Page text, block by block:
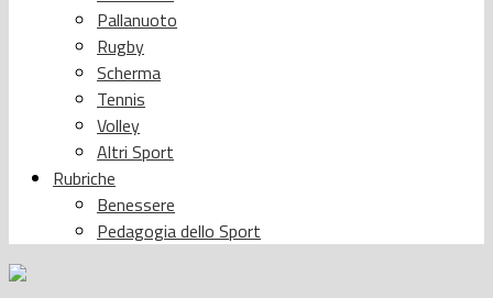
Pallanuoto
Rugby
Scherma
Tennis
Volley
Altri Sport
Rubriche
Benessere
Pedagogia dello Sport